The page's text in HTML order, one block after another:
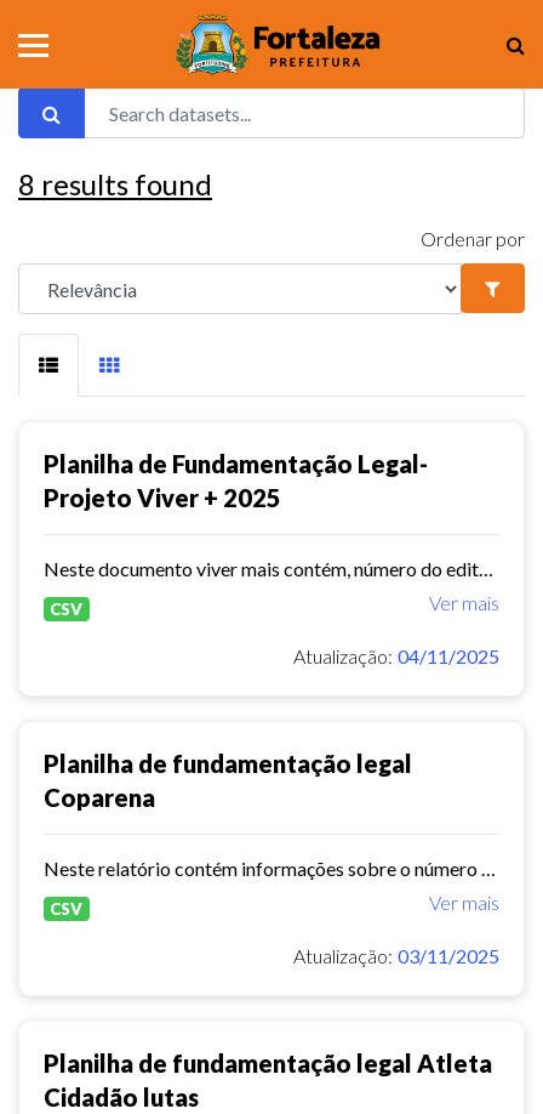
8 results found
Ordenar por
Planilha de Fundamentação Legal-
Projeto Viver + 2025
Ver mais
CSV
Atualização: 04/11/2025
Planilha de fundamentação legal
Coparena
Ver mais
CSV
Atualização: 03/11/2025
Planilha de fundamentação legal Atleta
Cidadão lutas